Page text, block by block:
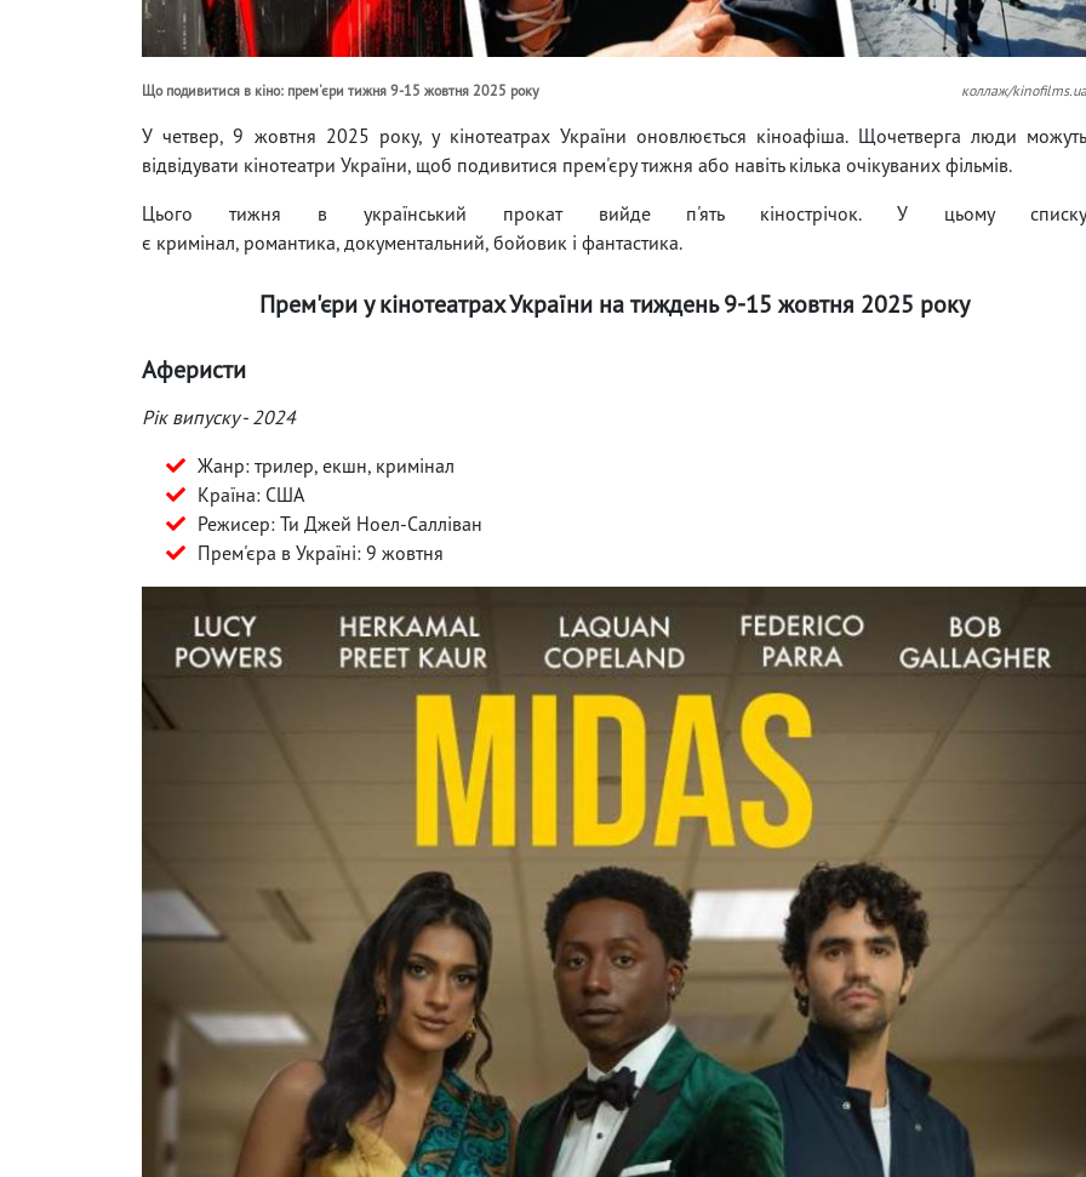
Що подивитися в кіно: прем'єри тижня 9-15 жовтня 2025 року коллаж/kinofilms.ua
У четвер, 9 жовтня 2025 року, у кінотеатрах України оновлюється кіноафіша. Щочетверга люди можуть
відвідувати кінотеатри України, щоб подивитися прем'єру тижня або навіть кілька очікуваних фільмів.
Цього тижня в український прокат вийде п'ять кінострічок. У цьому списку
є кримінал, романтика, документальний, бойовик і фантастика.
Прем'єри у кінотеатрах України на тиждень 9-15 жовтня 2025 року
Аферисти
Рік випуску - 2024
Жанр: трилер, екшн, кримінал
Країна: США
Режисер: Ти Джей Ноел-Салліван
Прем'єра в Україні: 9 жовтня